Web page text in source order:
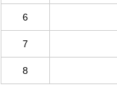
6
7
8